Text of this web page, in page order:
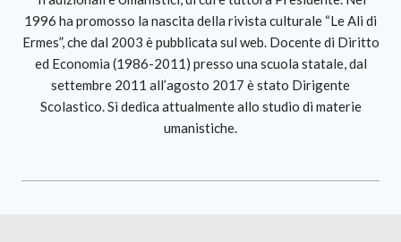
1996 ha promosso la nascita della rivista culturale “Le Ali di
Ermes”, che dal 2003 è pubblicata sul web. Docente di Diritto
ed Economia (1986-2011) presso una scuola statale, dal
settembre 2011 all’agosto 2017 è stato Dirigente
Scolastico. Si dedica attualmente allo studio di materie
umanistiche.